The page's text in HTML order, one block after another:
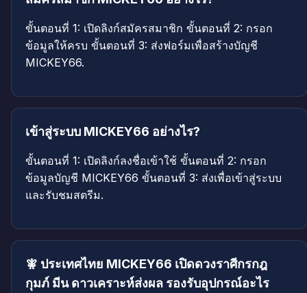
ขั้นตอนที่ 1: เปิดลิงก์สมัครสมาชิก ขั้นตอนที่ 2: กรอก
ข้อมูลให้ครบ ขั้นตอนที่ 3: ส่งฟอร์มเพื่อสร้างบัญชี
MICKEY66.
เข้าสู่ระบบ MICKEY66 อย่างไร?
ขั้นตอนที่ 1: เปิดลิงก์ลงชื่อเข้าใช้ ขั้นตอนที่ 2: กรอก
ข้อมูลบัญชี MICKEY66 ขั้นตอนที่ 3: ส่งเพื่อเข้าสู่ระบบ
และรับชมสตรีม.
🧚 ประเทศไทย MICKEY66 เปิดดวงราศีกรกฎ
กุมภ์ มีน ดาวเคราะห์ส่งผล รองรับอุปกรณ์อะไร